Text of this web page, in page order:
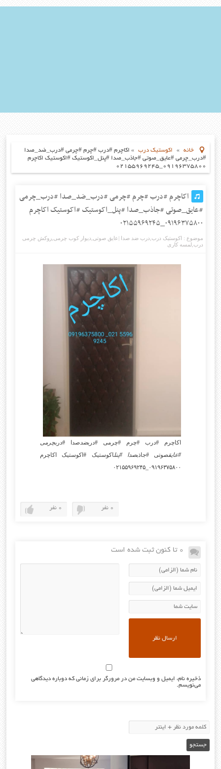
خانه » اکوستیک درب » اکاچرم #درب #چرم #چرمی #درب_ضد_صدا
#درب_چرمی #عایق_صوتی #جاذب_صدا #پنل_اکوستیک #اکوستیک اکاچرم
۰۹۱۹۶۳۷۵۸۰۰_۰۲۱۵۵۹۶۹۲۴۵
اکاچرم #درب #چرم #چرمی #درب_ضد_صدا #درب_چرمی
#عایق_صوتی #جاذب_صدا #پنل_اکوستیک #اکوستیک اکاچرم
۰۹۱۹۶۳۷۵۸۰۰_۰۲۱۵۵۹۶۹۲۴۵
موضوع : اکوستیک درب درب ضد صدا |عایق صوتی دیوار کوب چرمی ,روکش چرمی
درب لمسه کاری
اکاچرم #درب #چرم #چرمی #دربضدصدا #دربچرمی
#عایقصوتی #جاذبصدا #پنلاکوستیک #اکوستیک اکاچرم
۰۹۱۹۶۳۷۵۸۰۰_۰۲۱۵۵۹۶۹۲۴۵
0 نفر 0 نفر
0 تا کنون ثبت شده است
ذخیره نام، ایمیل و وبسایت من در مرورگر برای زمانی که دوباره دیدگاهی
می‌نویسم.